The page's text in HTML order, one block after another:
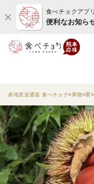
食べチョクアプリ
便利なお知ら
産地直送通販 食べチョク 果物 栗